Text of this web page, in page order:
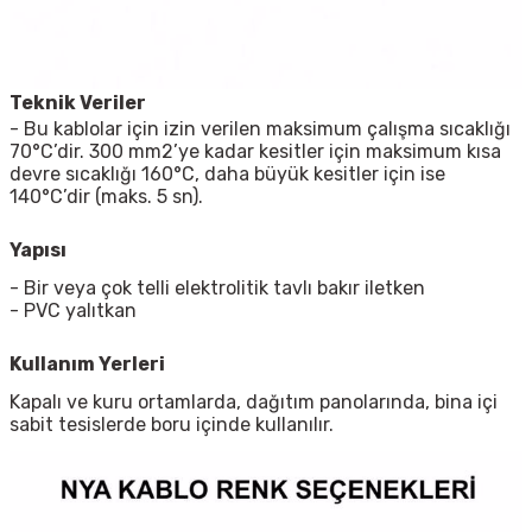
Teknik Veriler
- Bu kablolar için izin verilen maksimum çalışma sıcaklığı
70°C’dir. 300 mm2’ye kadar kesitler için maksimum kısa
devre sıcaklığı 160°C, daha büyük kesitler için ise
140°C’dir (maks. 5 sn).
Yapısı
- Bir veya çok telli elektrolitik tavlı bakır iletken
- PVC yalıtkan
Kullanım Yerleri
Kapalı ve kuru ortamlarda, dağıtım panolarında, bina içi
sabit tesislerde boru içinde kullanılır.